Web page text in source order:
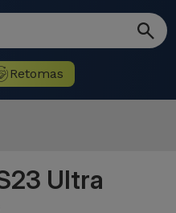
Retomas
Ultra